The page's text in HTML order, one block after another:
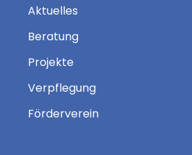
Aktuelles
Beratung
Projekte
Verpflegung
Förderverein